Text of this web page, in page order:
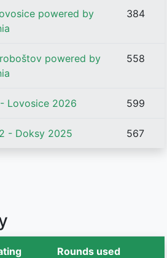
powered by
384
powered by
558
- Lovosice 2026 599
- Doksy 2025 567
Rounds used